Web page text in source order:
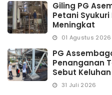
Giling PG
Petani
Meningkat
01 Agustus 2026
PG
Penanganan
Sebut
31 Juli 2026